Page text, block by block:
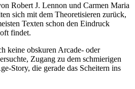
Robert J. Lennon und Carmen Maria
sich mit dem Theoretisieren zurück,
Texten schon den Eindruck
findet.
keine obskuren Arcade- oder
Zugang zu dem schmierigen
Story, die gerade das Scheitern ins